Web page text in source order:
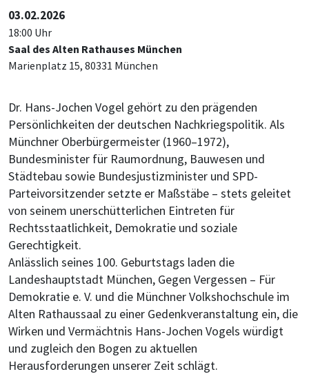
03.02.2026
18:00 Uhr
Saal des Alten Rathauses München
Marienplatz 15, 80331 München
Dr. Hans-Jochen Vogel gehört zu den prägenden
Persönlichkeiten der deutschen Nachkriegspolitik. Als
Münchner Oberbürgermeister (1960–1972),
Bundesminister für Raumordnung, Bauwesen und
Städtebau sowie Bundesjustizminister und SPD-
Parteivorsitzender setzte er Maßstäbe – stets geleitet
von seinem unerschütterlichen Eintreten für
Rechtsstaatlichkeit, Demokratie und soziale
Gerechtigkeit.
Anlässlich seines 100. Geburtstags laden die
Landeshauptstadt München, Gegen Vergessen – Für
Demokratie e. V. und die Münchner Volkshochschule im
Alten Rathaussaal zu einer Gedenkveranstaltung ein, die
Wirken und Vermächtnis Hans-Jochen Vogels würdigt
und zugleich den Bogen zu aktuellen
Herausforderungen unserer Zeit schlägt.